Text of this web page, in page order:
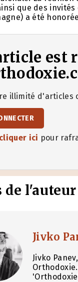
que des
a été
est
illimité d'articles
cliquer ici pour
de l'auteur
Jivko
Jivko